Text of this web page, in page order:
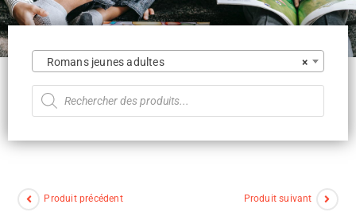
×
Romans jeunes adultes
Produit précédent Produit suivant